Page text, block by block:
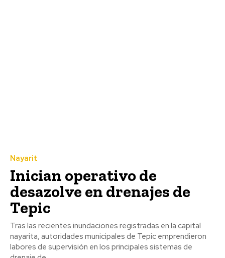
Nayarit
Inician operativo de
desazolve en drenajes de
Tepic
Tras las recientes inundaciones registradas en la capital
nayarita, autoridades municipales de Tepic emprendieron
labores de supervisión en los principales sistemas de